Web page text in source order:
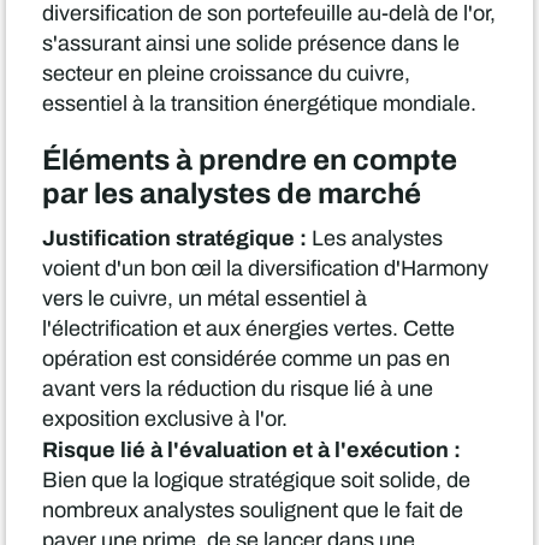
diversification de son portefeuille au-delà de l'or,
s'assurant ainsi une solide présence dans le
secteur en pleine croissance du cuivre,
essentiel à la transition énergétique mondiale.
Éléments à prendre en compte
par les analystes de marché
Justification stratégique : Les analystes
voient d'un bon œil la diversification d'Harmony
vers le cuivre, un métal essentiel à
l'électrification et aux énergies vertes. Cette
opération est considérée comme un pas en
avant vers la réduction du risque lié à une
exposition exclusive à l'or.
Risque lié à l'évaluation et à l'exécution :
Bien que la logique stratégique soit solide, de
nombreux analystes soulignent que le fait de